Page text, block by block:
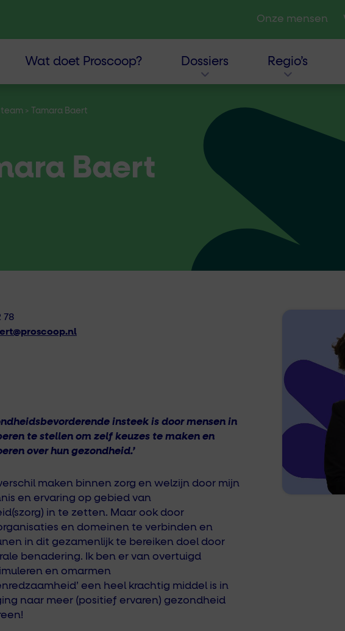
Onze mensen
Wat doet Proscoop? Dossiers Regio’s
team > Tamara Baert
Baert
78
insteek is doormensen in
te stellen om zelf keuzes te maken en
over hun gezondheid.’
maken binnen zorg en welzijn door mijn
en ervaring op gebied van
(szorg) in te zetten. M aar ook door
en domeinen te verbinden en
in dit gezamenlijkte bereiken doel door
benadering. Ik ben er van overtuigd
en omarmen
een heel krachtig middel is in
naar meer (positief ervaren) gezondheid